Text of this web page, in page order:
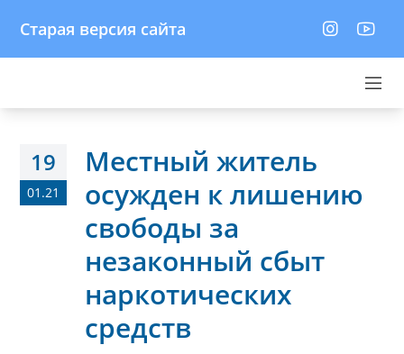
Старая версия сайта
19
01.21
Местный житель
осужден к лишению
свободы за
незаконный сбыт
наркотических
средств